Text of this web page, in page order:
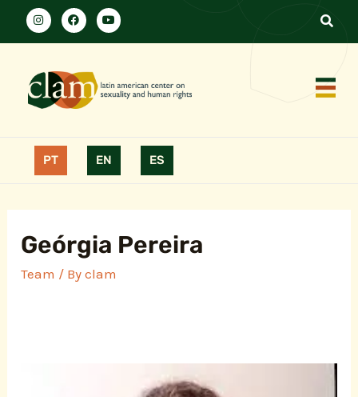
PT EN ES
Geórgia Pereira
Team / Byclam